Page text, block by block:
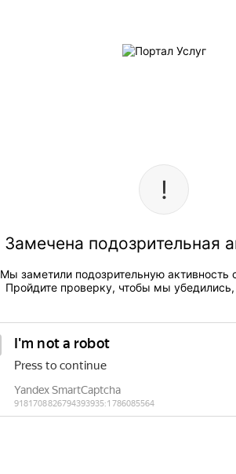
Замечена подозрительная
Мы заметили подозрительную активность
Пройдите проверку, чтобы мы